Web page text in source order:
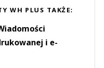
WH PLUS TAKŻE:
i e-